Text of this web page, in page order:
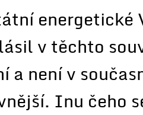
v těchto
a není v
Inu čeho